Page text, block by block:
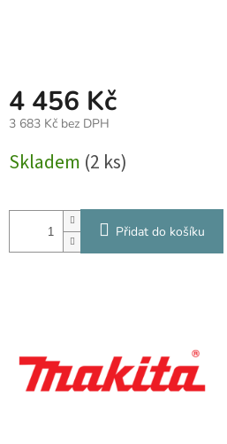
4 456 Kč
3 683 Kč bez DPH
cena:
Skladem (2 ks)
Přidat do košíku